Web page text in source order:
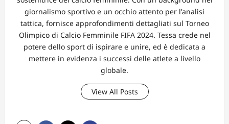
giornalismo sportivo e un occhio attento per l'analisi
tattica, fornisce approfondimenti dettagliati sul Torneo
Olimpico di Calcio Femminile FIFA 2024. Tessa crede nel
potere dello sport di ispirare e unire, ed è dedicata a
mettere in evidenza i successi delle atlete a livello
globale.
View All Posts